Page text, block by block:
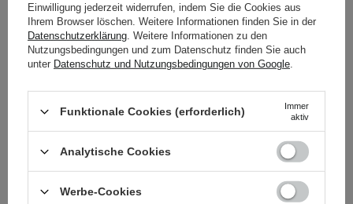
WAHL DER KOSMETOLOGIN
The Ordinary - Natural
Moisturizing Factors + HA
Feuchtigkeitsspendende
Gesichtscreme mit
Hyaluronsäure - 30ml
6,95 €
The Ordinary - 100%
Plant-Derived Squalane -
- 30ml
10,95 €
Einwilligung jederzeit widerrufen, indem Sie die Cookies aus
Ihrem Browser löschen. Weitere Informationen finden Sie in der
Datenschutzerklärung . Weitere Informationen zu den
Nutzungsbedingungen und zum Datenschutz finden Sie auch
unter Datenschutz und Nutzungsbedingungen von Google
Funktionale Cookies (erforderlich)
Immer
aktiv
Analytische Cookies
Werbe-Cookies